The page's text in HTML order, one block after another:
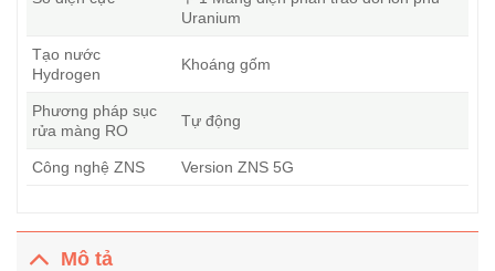
Uranium
Tạo nước
Hydrogen
Khoáng gốm
Phương pháp sục
rửa màng RO
Tự động
Công nghệ ZNS Version ZNS 5G
Mô tả